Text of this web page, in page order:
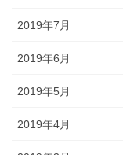
2019年7月
2019年6月
2019年5月
2019年4月